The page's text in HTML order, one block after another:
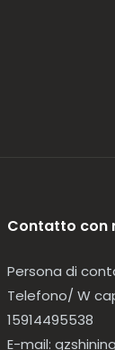
Contatto con
Persona di
Telefono/ W
15914495538
E-mail: